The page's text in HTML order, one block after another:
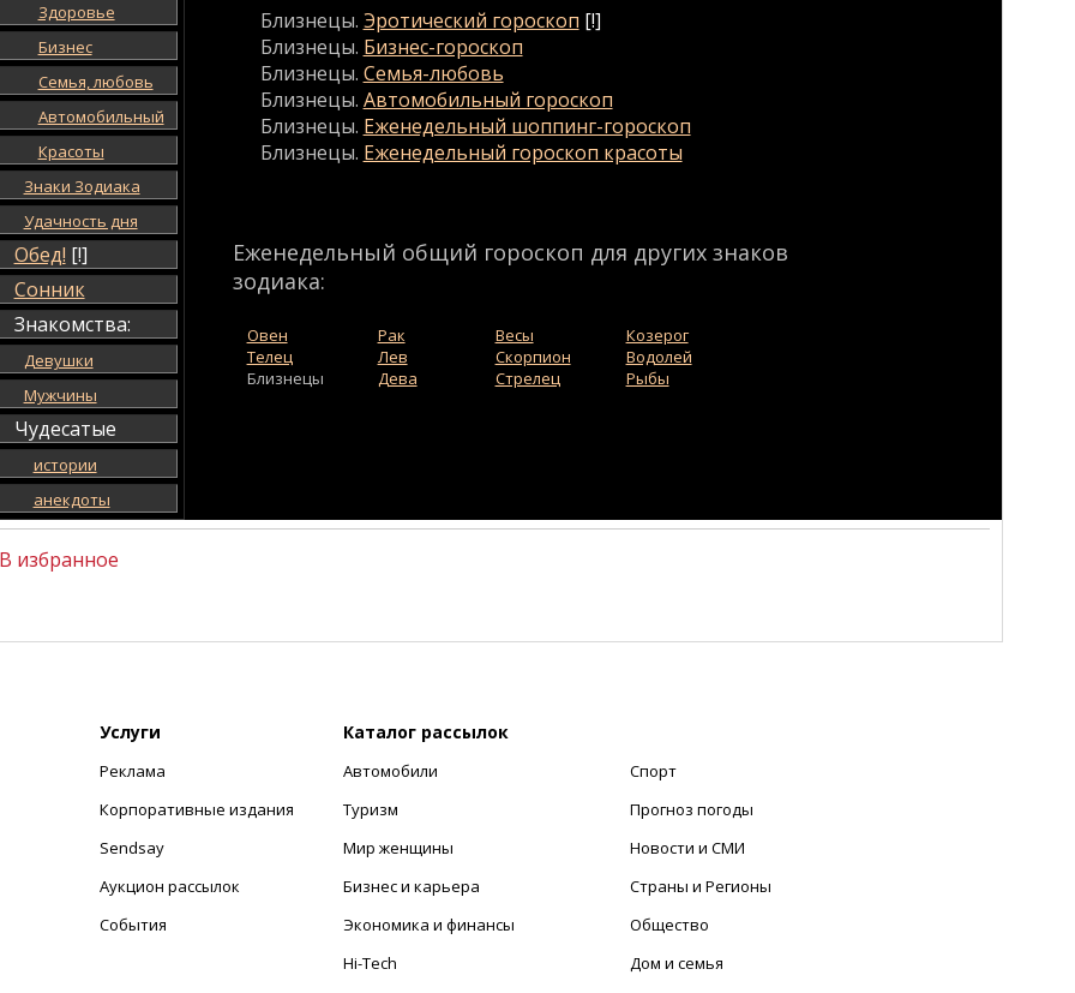
Здоровье
Бизнес
Семья, любовь
Автомобильный
Красоты
Знаки Зодиака
Удачность дня
Обед! [!]
Сонник
Знакомства:
Девушки
Мужчины
Чудесатые
истории
анекдоты
Близнецы. Эротический гороскоп [!]
Близнецы. Бизнес-гороскоп
Близнецы. Семья-любовь
Близнецы. Автомобильный гороскоп
Близнецы. Еженедельный шоппинг-гороскоп
Близнецы. Еженедельный гороскоп красоты
Еженедельный общий гороскоп для других знаков
зодиака:
Овен
Телец
Близнецы
Рак
Лев
Дева
Весы
Скорпион
Стрелец
Козерог
Водолей
Рыбы
В избранное
Услуги
Реклама
Корпоративные издания
Sendsay
Аукцион рассылок
События
Каталог рассылок
Автомобили
Туризм
Мир женщины
Бизнес и карьера
Экономика и финансы
Hi-Tech
Спорт
Прогноз погоды
Новости и СМИ
Страны и Регионы
Общество
Дом и семья